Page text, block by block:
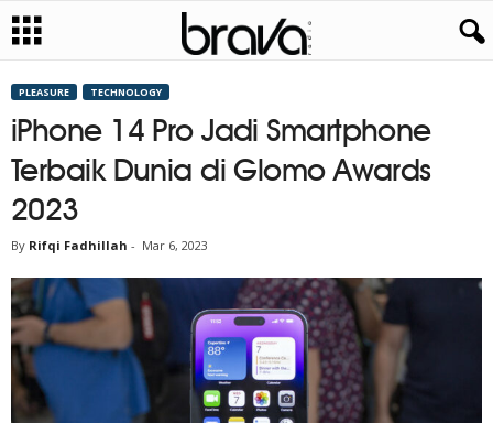
PLEASURE TECHNOLOGY
iPhone 14 Pro Jadi Smartphone
Terbaik Dunia di Glomo Awards
2023
By Rifqi Fadhillah - Mar 6, 2023